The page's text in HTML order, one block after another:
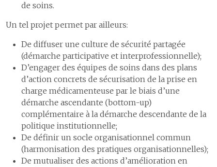
de soins.
Un tel projet permet par ailleurs:
De diffuser une culture de sécurité partagée
(démarche participative et interprofessionnelle);
D’engager des équipes de soins dans des plans
d’action concrets de sécurisation de la prise en
charge médicamenteuse par le biais d’une
démarche ascendante (bottom-up)
complémentaire à la démarche descendante de la
politique institutionnelle;
De définir un socle organisationnel commun
(harmonisation des pratiques organisationnelles);
De mutualiser des actions d’amélioration en